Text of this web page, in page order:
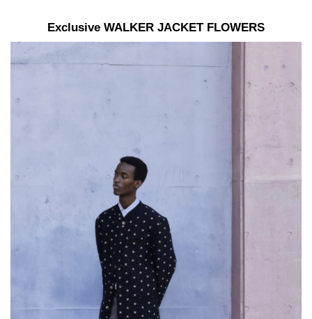
Exclusive WALKER JACKET FLOWERS